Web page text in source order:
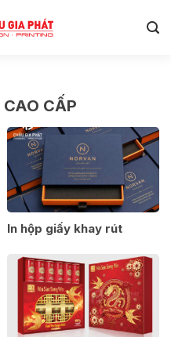
CAO CẤP
In hộp giấy khay rút